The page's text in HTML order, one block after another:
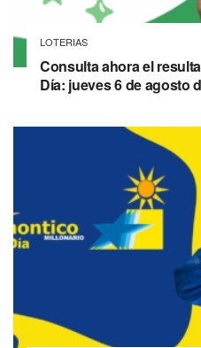
LOTERIAS
Consulta ahora el
Día: jueves 6 de agosto